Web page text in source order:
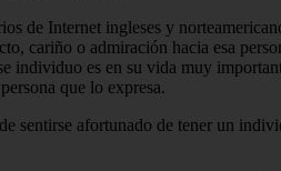
de Internet ingleses y
cariño o admiración hacia esa
es en su vida muy
que lo expresa.
sentirse afortunado de tener un